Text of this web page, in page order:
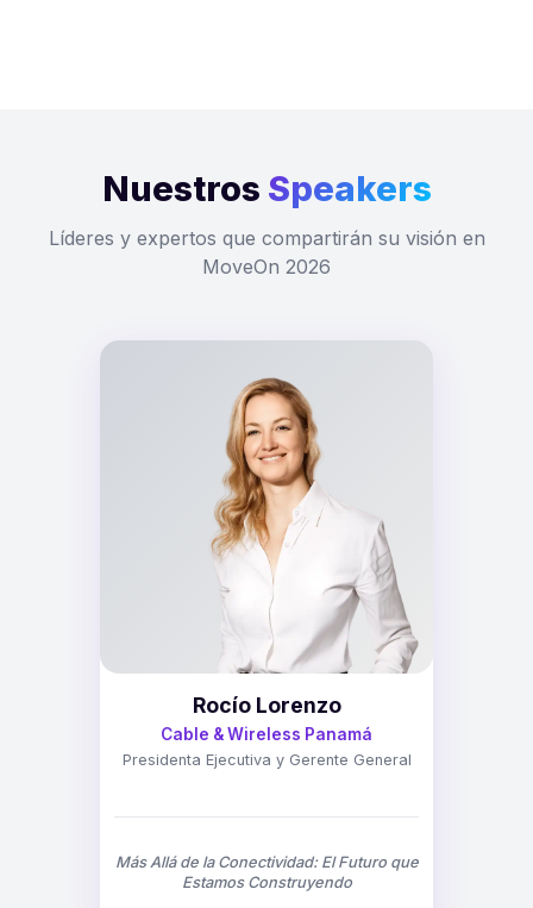
Nuestros Speakers
Líderes y expertos que compartirán su visión en
MoveOn 2026
Rocío Lorenzo
Cable & Wireless Panamá
Presidenta Ejecutiva y Gerente General
Más Allá de la Conectividad: El Futuro que
Estamos Construyendo